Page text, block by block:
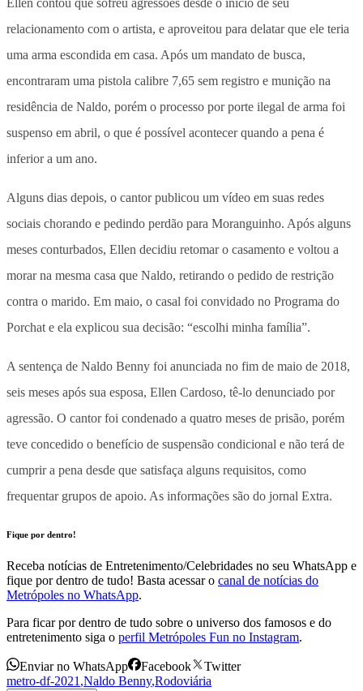
relacionamento com o artista, e aproveitou para delatar que ele teria
uma arma escondida em casa. Após um mandato de busca,
encontraram uma pistola calibre 7,65 sem registro e munição na
residência de Naldo, porém o processo por porte ilegal de arma foi
suspenso em abril, o que é possível acontecer quando a pena é
inferior a um ano.
Alguns dias depois, o cantor publicou um vídeo em suas redes
sociais chorando e pedindo perdão para Moranguinho. Após alguns
meses conturbados, Ellen decidiu retomar o casamento e voltou a
morar na mesma casa que Naldo, retirando o pedido de restrição
contra o marido. Em maio, o casal foi convidado no Programa do
Porchat e ela explicou sua decisão: “escolhi minha família”.
A sentença de Naldo Benny foi anunciada no fim de maio de 2018,
seis meses após sua esposa, Ellen Cardoso, tê-lo denunciado por
agressão. O cantor foi condenado a quatro meses de prisão, porém
teve concedido o benefício de suspensão condicional e não terá de
cumprir a pena desde que satisfaça alguns requisitos, como
frequentar grupos de apoio. As informações são do jornal Extra.
Fique por dentro!
Receba notícias de Entretenimento/Celebridades no seu WhatsApp e
fique por dentro de tudo! Basta acessar o canal de notícias do
Metrópoles no WhatsApp.
Para ficar por dentro de tudo sobre o universo dos famosos e do
entretenimento siga o perfil Metrópoles Fun no Instagram.
Enviar no WhatsApp Facebook
Twitter
metro-df-2021,Naldo Benny,Rodoviária